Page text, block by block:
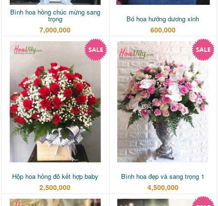
Bình hoa hồng chúc mừng sang
trọng
7,000,000
Bó hoa hướng dương xinh
600,000
Hộp hoa hồng đỏ kết hợp baby
2,500,000
Bình hoa đẹp và sang trọng 1
4,500,000